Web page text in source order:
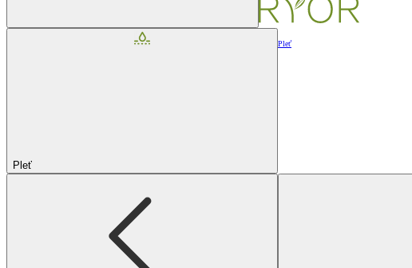
Pleť
Pleť